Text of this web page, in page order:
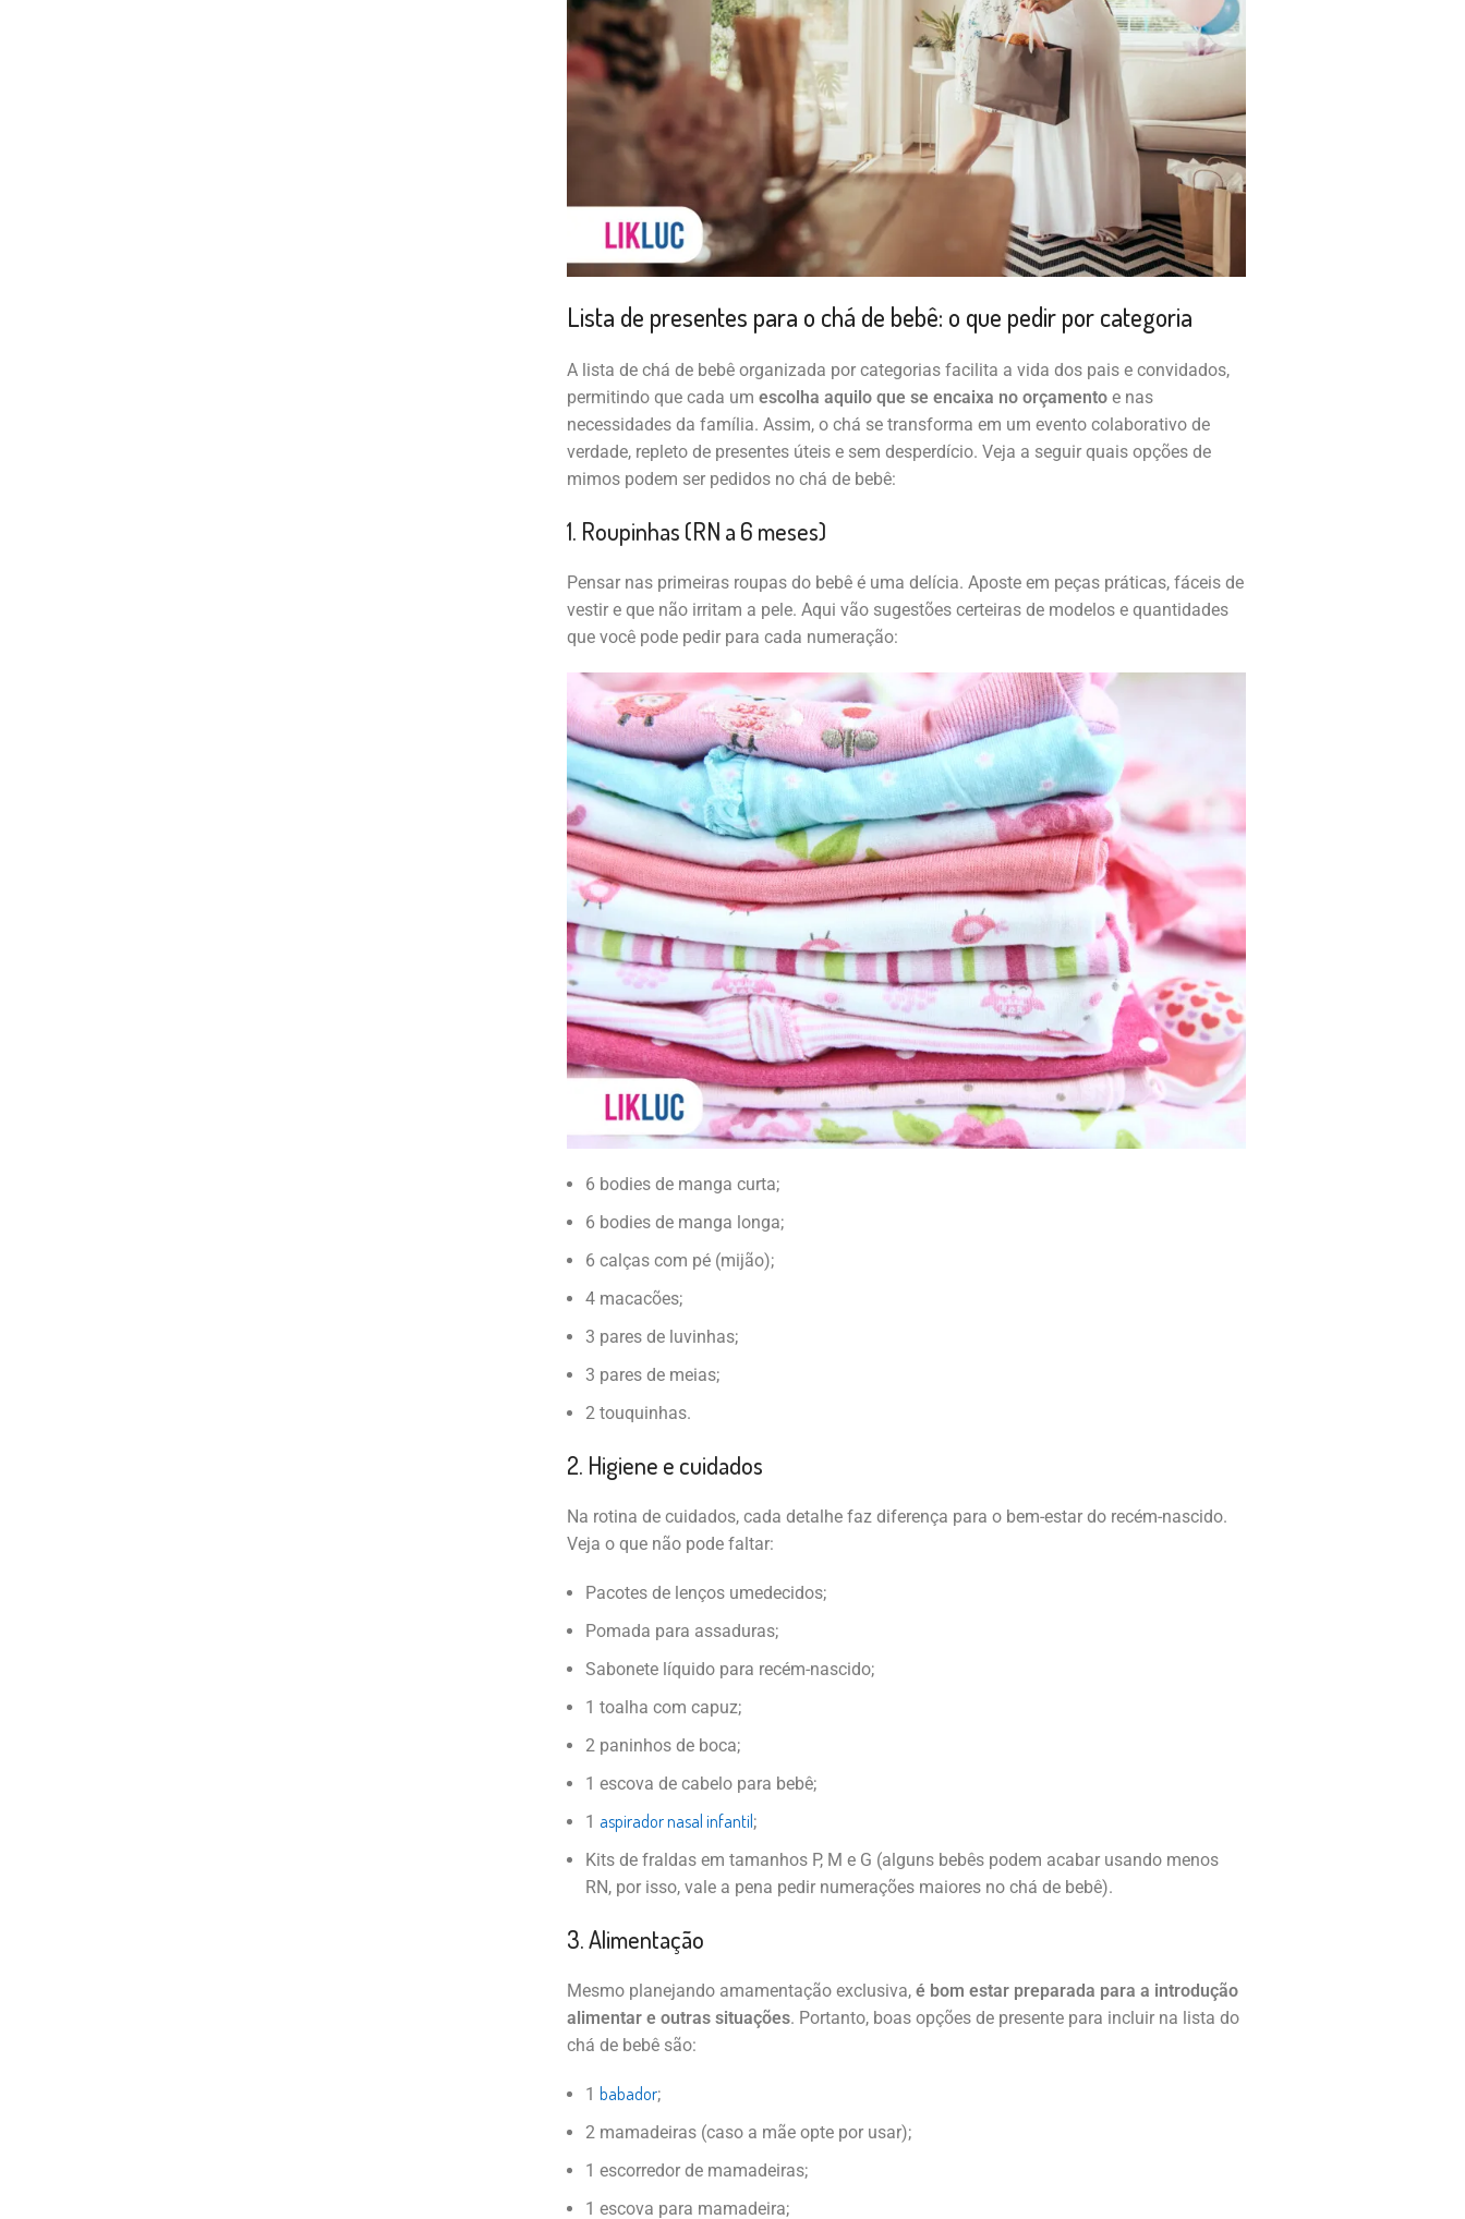
Lista de presentes para o chá de bebê: o que pedir por categoria
A lista de chá de bebê organizada por categorias facilita a vida dos pais e convidados,
permitindo que cada um escolha aquilo que se encaixa no orçamentoe nas
necessidades da família. Assim, o chá se transforma em um evento colaborativo de
verdade, repleto de presentes úteis e sem desperdício. Veja a seguir quais opções de
mimos podem ser pedidos no chá de bebê:
1. Roupinhas (RN a 6 meses)
Pensar nas primeiras roupas do bebê é uma delícia. Aposte em peças práticas, fáceis de
vestir e que não irritam a pele. Aqui vão sugestões certeiras de modelos e quantidades
que você pode pedir para cada numeração:
6 bodies de manga curta;
6 bodies de manga longa;
6 calças com pé (mijão);
4 macacões;
3 pares de luvinhas;
3 pares de meias;
2 touquinhas.
2. Higiene e cuidados
Na rotina de cuidados, cada detalhe faz diferença para o bem-estar do recém-nascido.
Veja o que não pode faltar:
Pacotes de lenços umedecidos;
Pomada para assaduras;
Sabonete líquido para recém-nascido;
1 toalha com capuz;
2 paninhos de boca;
1 escova de cabelo para bebê;
1 aspirador nasal infantil;
Kits de fraldas em tamanhos P, M e G (alguns bebês podem acabar usando menos
RN, por isso, vale a pena pedir numerações maiores no chá de bebê).
3. Alimentação
Mesmo planejando amamentação exclusiva, é bom estar preparada para a introdução
alimentar e outras situações. Portanto, boas opções de presente para incluir na lista do
chá de bebê são:
1 babador;
2 mamadeiras (caso a mãe opte por usar);
1 escorredor de mamadeiras;
1 escova para mamadeira;